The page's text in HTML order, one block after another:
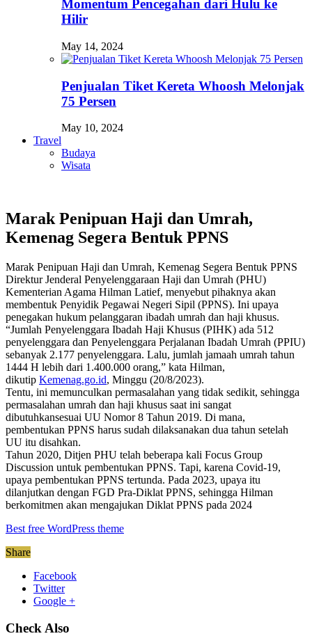
Momentum Pencegahan dari Hulu ke
Hilir
May 14, 2024
Penjualan Tiket Kereta Whoosh Melonjak
75 Persen
May 10, 2024
Travel
Budaya
Wisata
Marak Penipuan Haji dan Umrah,
Kemenag Segera Bentuk PPNS
Marak Penipuan Haji dan Umrah, Kemenag Segera Bentuk PPNS
Direktur Jenderal Penyelenggaraan Haji dan Umrah (PHU)
Kementerian Agama Hilman Latief, menyebut pihaknya akan
membentuk Penyidik Pegawai Negeri Sipil (PPNS). Ini upaya
penegakan hukum pelanggaran ibadah umrah dan haji khusus.
“Jumlah Penyelenggara Ibadah Haji Khusus (PIHK) ada 512
penyelenggara dan Penyelenggara Perjalanan Ibadah Umrah (PPIU)
sebanyak 2.177 penyelenggara. Lalu, jumlah jamaah umrah tahun
1444 H lebih dari 1.400.000 orang,” kata Hilman,
dikutip Kemenag.go.id, Minggu (20/8/2023).
Tentu, ini memunculkan permasalahan yang tidak sedikit, sehingga
permasalahan umrah dan haji khusus saat ini sangat
dibutuhkansesuai UU Nomor 8 Tahun 2019. Di mana,
pembentukan PPNS harus sudah dilaksanakan dua tahun setelah
UU itu disahkan.
Tahun 2020, Ditjen PHU telah beberapa kali Focus Group
Discussion untuk pembentukan PPNS. Tapi, karena Covid-19,
upaya pembentukan PPNS tertunda. Pada 2023, upaya itu
dilanjutkan dengan FGD Pra-Diklat PPNS, sehingga Hilman
berkomitmen akan mengajukan Diklat PPNS pada 2024
Best free WordPress theme
Share
Facebook
Twitter
Google +
Check Also